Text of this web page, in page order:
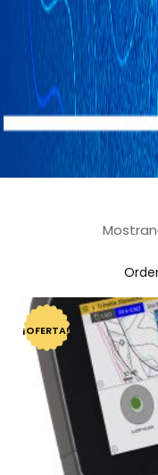
¡OFERTA!